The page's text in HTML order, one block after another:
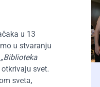
u 13
u stvaranju
svet.
sveta,